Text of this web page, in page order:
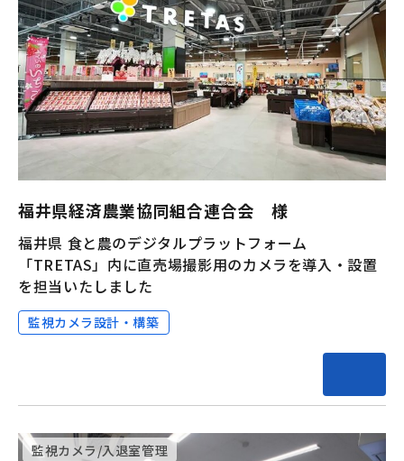
福井県経済農業協同組合連合会 様
福井県 食と農のデジタルプラットフォーム
「TRETAS」内に直売場撮影用のカメラを導入・設置
を担当いたしました
監視カメラ設計・構築
監視カメラ/入退室管理